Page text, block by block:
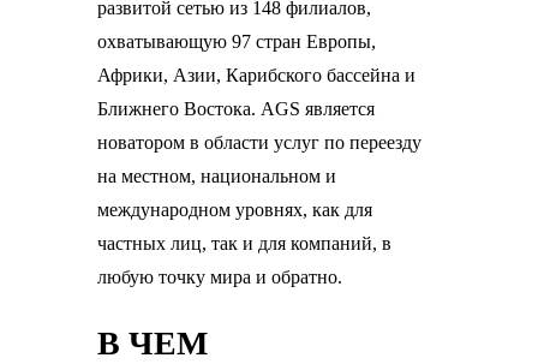
развитой сетью из 148 филиалов,
охватывающую 97 стран Европы,
Африки, Азии, Карибского бассейна и
Ближнего Востока. AGS является
новатором в области услуг по переезду
на местном, национальном и
международном уровнях, как для
частных лиц, так и для компаний, в
любую точку мира и обратно.
В ЧЕМ